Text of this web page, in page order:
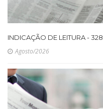
INDICAÇÃO DE LEITURA - 328
Agosto/2026